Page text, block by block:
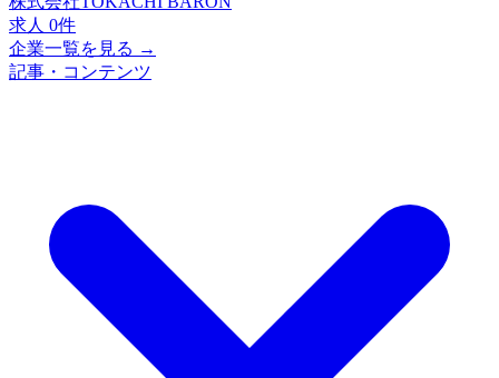
求人 0件
企業一覧を見る →
記事・コンテンツ